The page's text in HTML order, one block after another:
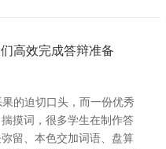
高效完成答辩准备
的迫切口头，而一份优秀
摸词，很多学生在制作答
留、本色交加词语、盘算